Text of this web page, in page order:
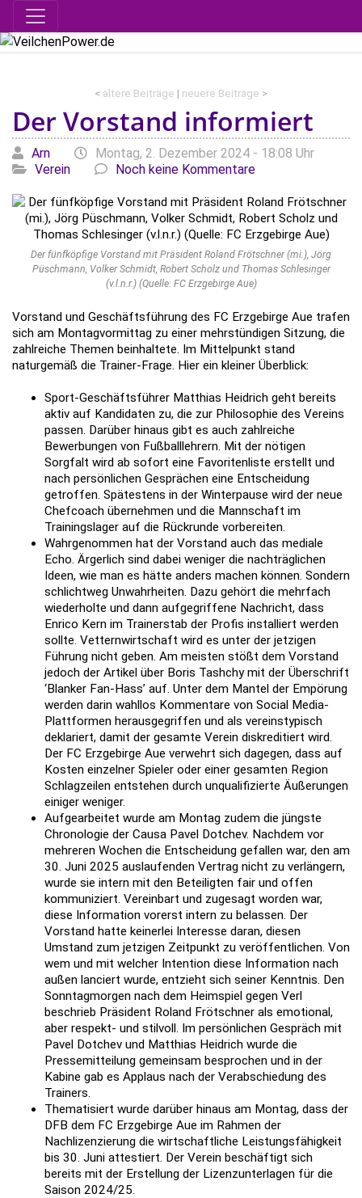
< ältere Beiträge | neuere Beiträge >
Der Vorstand informiert
Geschrieben von
Arn am Montag, 2. Dezember 2024 - 18:08 Uhr
Verein
Noch keine Kommentare
Der fünfköpfige Vorstand mit Präsident Roland Frötschner (mi.), Jörg
Püschmann, Volker Schmidt, Robert Scholz und Thomas Schlesinger
(v.l.n.r.) (Quelle: FC Erzgebirge Aue)
Vorstand und Geschäftsführung des FC Erzgebirge Aue trafen
sich am Montagvormittag zu einer mehrstündigen Sitzung, die
zahlreiche Themen beinhaltete. Im Mittelpunkt stand
naturgemäß die Trainer-Frage. Hier ein kleiner Überblick:
Sport-Geschäftsführer Matthias Heidrich geht bereits
aktiv auf Kandidaten zu, die zur Philosophie des Vereins
passen. Darüber hinaus gibt es auch zahlreiche
Bewerbungen von Fußballlehrern. Mit der nötigen
Sorgfalt wird ab sofort eine Favoritenliste erstellt und
nach persönlichen Gesprächen eine Entscheidung
getroffen. Spätestens in der Winterpause wird der neue
Chefcoach übernehmen und die Mannschaft im
Trainingslager auf die Rückrunde vorbereiten.
Wahrgenommen hat der Vorstand auch das mediale
Echo. Ärgerlich sind dabei weniger die nachträglichen
Ideen, wie man es hätte anders machen können. Sondern
schlichtweg Unwahrheiten. Dazu gehört die mehrfach
wiederholte und dann aufgegriffene Nachricht, dass
Enrico Kern im Trainerstab der Profis installiert werden
sollte. Vetternwirtschaft wird es unter der jetzigen
Führung nicht geben. Am meisten stößt dem Vorstand
jedoch der Artikel über Boris Tashchy mit der Überschrift
‘Blanker Fan-Hass’ auf. Unter dem Mantel der Empörung
werden darin wahllos Kommentare von Social Media-
Plattformen herausgegriffen und als vereinstypisch
deklariert, damit der gesamte Verein diskreditiert wird.
Der FC Erzgebirge Aue verwehrt sich dagegen, dass auf
Kosten einzelner Spieler oder einer gesamten Region
Schlagzeilen entstehen durch unqualifizierte Äußerungen
einiger weniger.
Aufgearbeitet wurde am Montag zudem die jüngste
Chronologie der Causa Pavel Dotchev. Nachdem vor
mehreren Wochen die Entscheidung gefallen war, den am
30. Juni 2025 auslaufenden Vertrag nicht zu verlängern,
wurde sie intern mit den Beteiligten fair und offen
kommuniziert. Vereinbart und zugesagt worden war,
diese Information vorerst intern zu belassen. Der
Vorstand hatte keinerlei Interesse daran, diesen
Umstand zum jetzigen Zeitpunkt zu veröffentlichen. Von
wem und mit welcher Intention diese Information nach
außen lanciert wurde, entzieht sich seiner Kenntnis. Den
Sonntagmorgen nach dem Heimspiel gegen Verl
beschrieb Präsident Roland Frötschner als emotional,
aber respekt- und stilvoll. Im persönlichen Gespräch mit
Pavel Dotchev und Matthias Heidrich wurde die
Pressemitteilung gemeinsam besprochen und in der
Kabine gab es Applaus nach der Verabschiedung des
Trainers.
Thematisiert wurde darüber hinaus am Montag, dass der
DFB dem FC Erzgebirge Aue im Rahmen der
Nachlizenzierung die wirtschaftliche Leistungsfähigkeit
bis 30. Juni attestiert. Der Verein beschäftigt sich
bereits mit der Erstellung der Lizenzunterlagen für die
Saison 2024/25.